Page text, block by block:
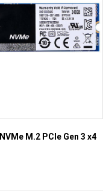
M.2 PCIe Gen 3 x4